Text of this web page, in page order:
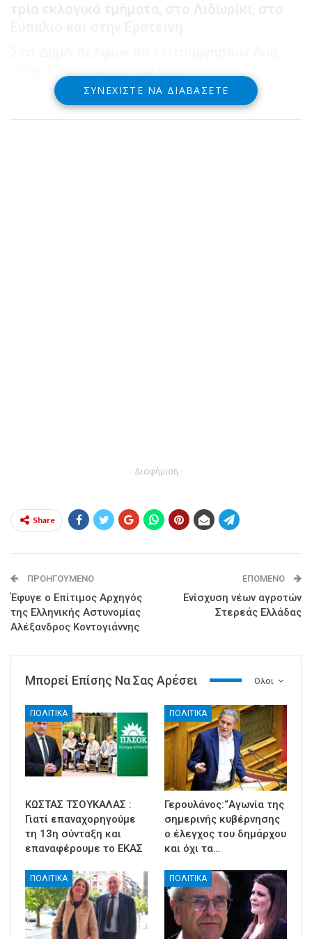
στην Άμφισσα και την Ιτέα.
ΣΥΝΕΧΊΣΤΕ ΝΑ ΔΙΑΒΆΣΕΤΕ
- Διαφήμιση -
Share
ΠΡΟΗΓΟΎΜΕΝΟ
Έφυγε ο Επίτιμος Αρχηγός
της Ελληνικής Αστυνομίας
Αλέξανδρος Κοντογιάννης
ΕΠΌΜΕΝΟ
Ενίσχυση νέων αγροτών
Στερεάς Ελλάδας
Ολοι
Μπορεί Επίσης Να Σας Αρέσει
ΠΟΛΙΤΙΚΑ
ΚΩΣΤΑΣ ΤΣΟΥΚΑΛΑΣ :
Γιατί επαναχορηγούμε
τη 13η σύνταξη και
επαναφέρουμε το ΕΚΑΣ
ΠΟΛΙΤΙΚΑ
Γερουλάνος:“Αγωνία της
σημερινής κυβέρνησης
ο έλεγχος του δημάρχου
και όχι τα…
ΠΟΛΙΤΙΚΑ ΠΟΛΙΤΙΚΑ